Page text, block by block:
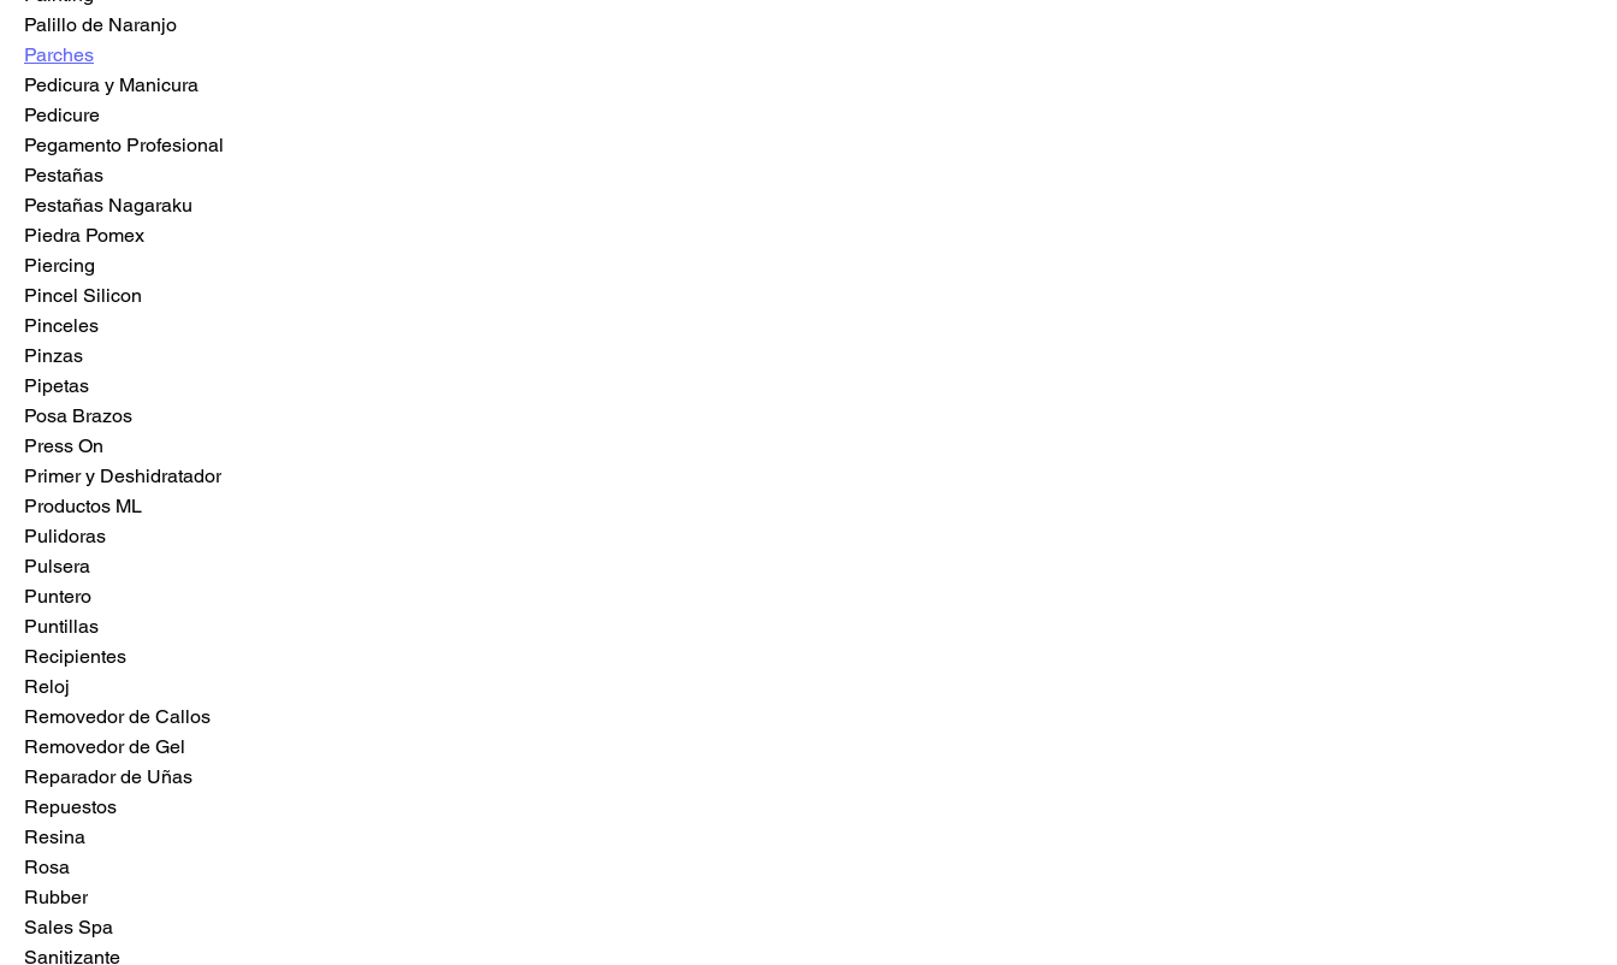
Palillo de Naranjo
Parches
Pedicura y Manicura
Pedicure
Pegamento Profesional
Pestañas
Pestañas Nagaraku
Piedra Pomex
Piercing
Pincel Silicon
Pinceles
Pinzas
Pipetas
Posa Brazos
Press On
Primer y Deshidratador
Productos ML
Pulidoras
Pulsera
Puntero
Puntillas
Recipientes
Reloj
Removedor de Callos
Removedor de Gel
Reparador de Uñas
Repuestos
Resina
Rosa
Rubber
Sales Spa
Sanitizante